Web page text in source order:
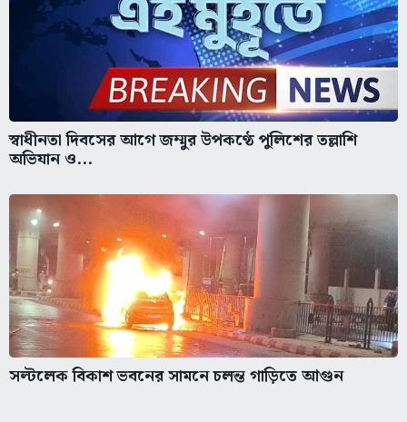
স্বাধীনতা দিবসের আগে জম্মুর উপকণ্ঠে পুলিশের তল্লাশি
অভিযান ও...
সল্টলেক বিকাশ ভবনের সামনে চলন্ত গাড়িতে আগুন